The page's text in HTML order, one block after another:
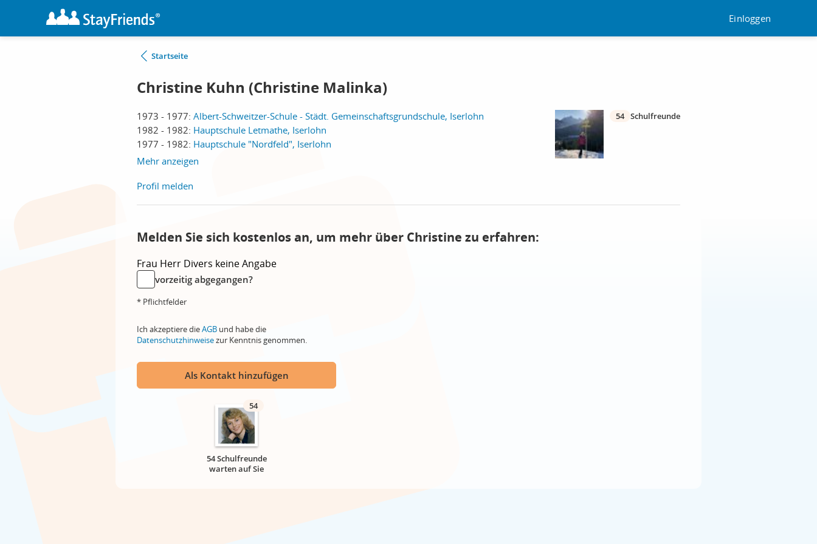
Einloggen
Startseite
Christine Kuhn (Christine Malinka)
1973 - 1977: Albert-Schweitzer-Schule - Städt. Gemeinschaftsgrundschule, Iserlohn
1982 - 1982: Hauptschule Letmathe, Iserlohn
1977 - 1982: Hauptschule "Nordfeld", Iserlohn
Mehr anzeigen
54 Schulfreunde
Profil melden
Melden Sie sich kostenlos an, um mehr über Christine zu erfahren:
Frau Herr Divers keine Angabe
vorzeitig abgegangen?
* Pflichtfelder
Ich akzeptiere dieAGB und habe die
Datenschutzhinweisezur Kenntnis genommen.
Als Kontakt hinzufügen
54
54 Schulfreunde
warten auf Sie